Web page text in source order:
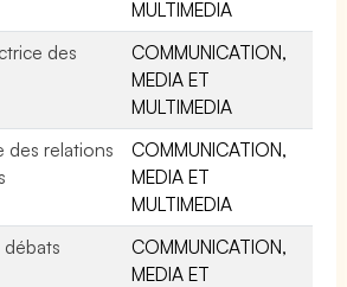
MULTIMEDIA
des
COMMUNICATION,
MEDIA ET
MULTIMEDIA
des relations
COMMUNICATION,
MEDIA ET
MULTIMEDIA
COMMUNICATION,
MEDIA ET